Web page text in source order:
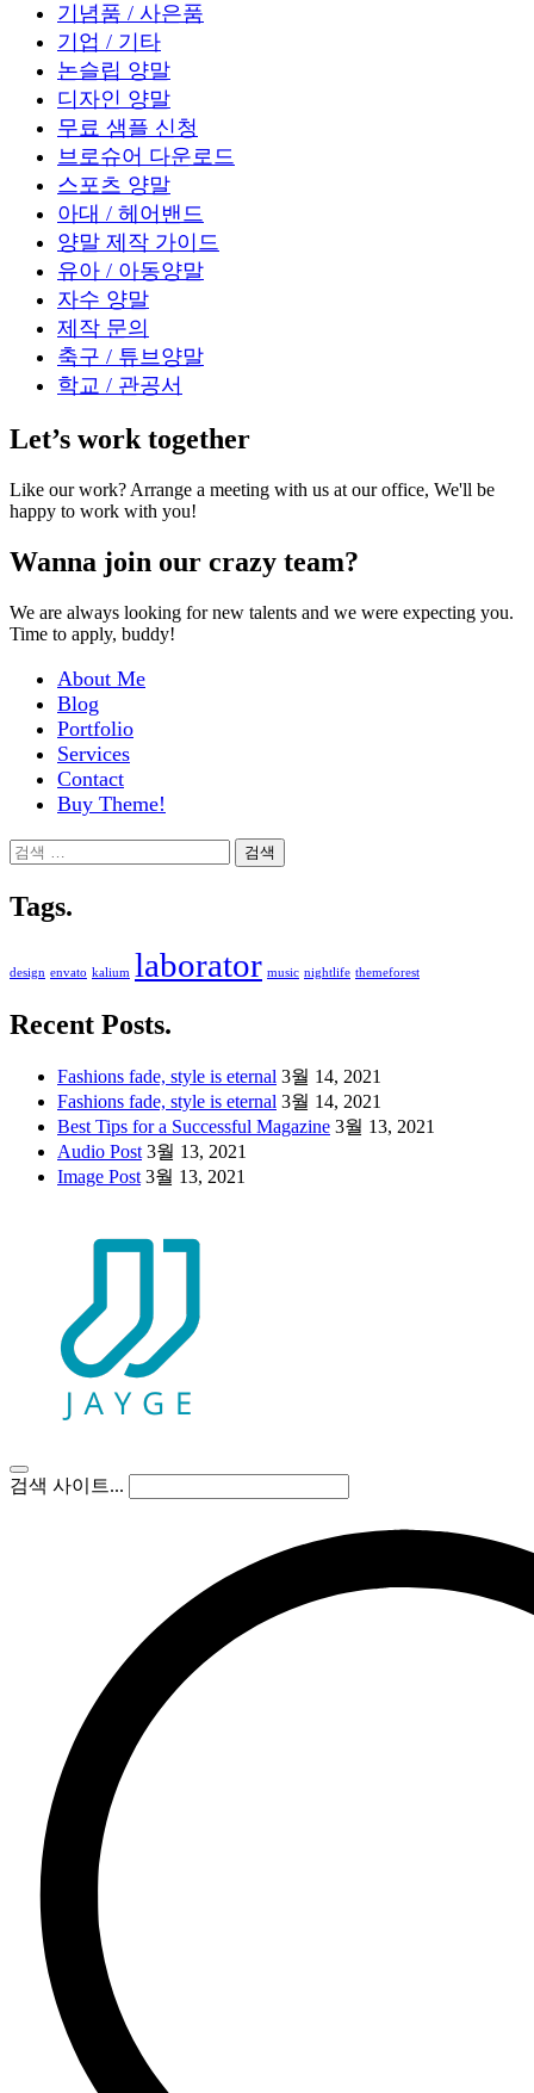
기념품 / 사은품
기업 / 기타
논슬립 양말
디자인 양말
무료 샘플 신청
브로슈어 다운로드
스포츠 양말
아대 / 헤어밴드
양말 제작 가이드
유아 / 아동양말
자수 양말
제작 문의
축구 / 튜브양말
학교 / 관공서
Let’s work together
Like our work? Arrange a meeting with us at our office, We'll be
happy to work with you!
Wanna join our crazy team?
We are always looking for new talents and we were expecting you.
Time to apply, buddy!
About Me
Blog
Portfolio
Services
Contact
Buy Theme!
검
Tags.
design envato kalium laborator music nightlife themeforest
Recent Posts.
Fashions fade, style is eternal 3월 14, 2021
Fashions fade, style is eternal 3월 14, 2021
Best Tips for a Successful Magazine 3월 13, 2021
Audio Post 3월 13, 2021
Image Post 3월 13, 2021
검색 사이트...